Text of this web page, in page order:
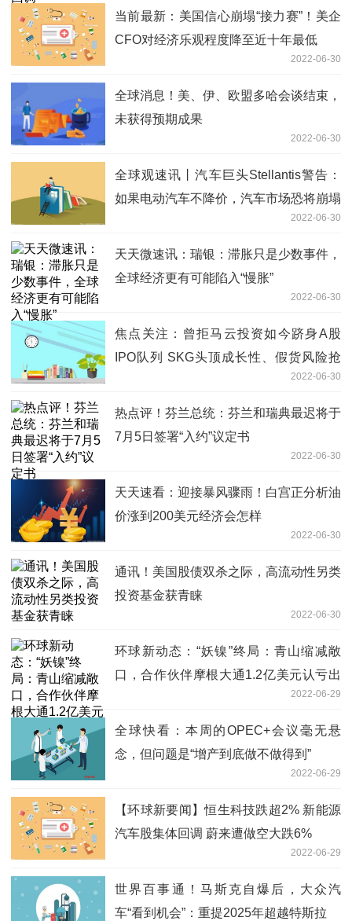
当前最新：美国信心崩塌“接力赛”！美企
CFO对经济乐观程度降至近十年最低
2022-06-30
全球消息！美、伊、欧盟多哈会谈结束，
未获得预期成果
2022-06-30
全球观速讯丨汽车巨头Stellantis警告：
如果电动汽车不降价，汽车市场恐将崩塌
2022-06-30
天天微速讯：瑞银：滞胀只是少数事件，
全球经济更有可能陷入“慢胀”
2022-06-30
焦点关注：曾拒马云投资如今跻身A股
IPO队列 SKG头顶成长性、假货风险抢
2022-06-30
热点评！芬兰总统：芬兰和瑞典最迟将于
7月5日签署“入约”议定书
2022-06-30
天天速看：迎接暴风骤雨！白宫正分析油
价涨到200美元经济会怎样
2022-06-30
通讯！美国股债双杀之际，高流动性另类
投资基金获青睐
2022-06-30
环球新动态：“妖镍”终局：青山缩减敞
口，合作伙伴摩根大通1.2亿美元认亏出
2022-06-29
全球快看：本周的OPEC+会议毫无悬
念，但问题是“增产到底做不做得到”
2022-06-29
【环球新要闻】恒生科技跌超2% 新能源
汽车股集体回调 蔚来遭做空大跌6%
2022-06-29
世界百事通！马斯克自爆后，大众汽
车“看到机会”：重提2025年超越特斯拉